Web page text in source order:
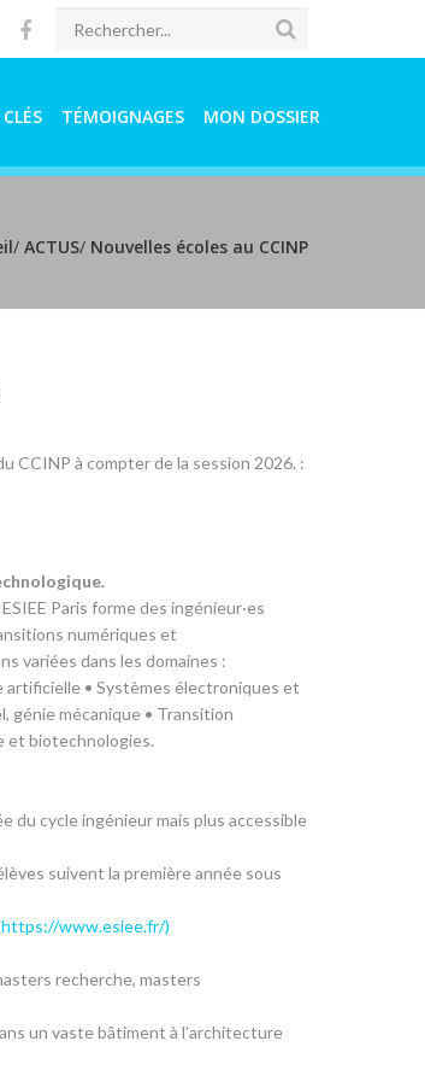
TÉMOIGNAGES MON DOSSIER
/ ACTUS/ Nouvelles écoles au CCINP
CCINP à compter de la session 2026. :
Paris forme des ingénieur·es
numériques et
variées dans les domaines :
• Systèmes électroniques et
génie mécanique • Transition
et biotechnologies.
du cycle ingénieur mais plus accessible
suivent la première année sous
https://www.esiee.fr/)
recherche, masters
un vaste bâtiment à l’architecture